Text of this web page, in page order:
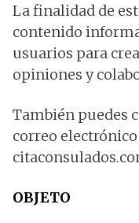
La finalidad de
contenido
usuarios para
opiniones y
También puedes
correo electrónico
OBJETO